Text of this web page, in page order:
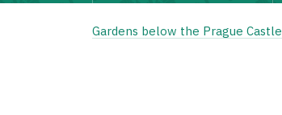
Gardens below the Prague Castle